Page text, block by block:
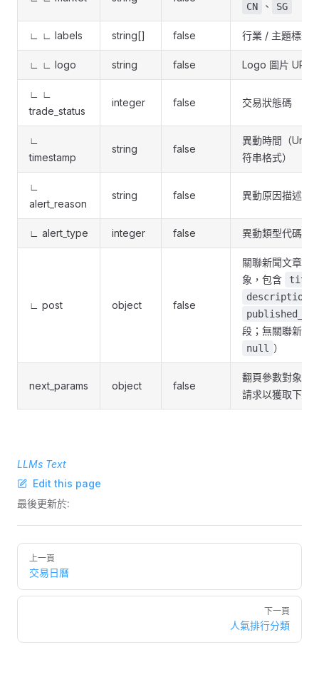
CN
、 SG
∟ ∟ labels string[] false 行業 / 主題標籤
∟ ∟ logo string false Logo 圖片 URL
∟ ∟
trade_status
integer false 交易狀態碼
∟
timestamp
string false
異動時間（Unix
符串格式）
∟
alert_reason
string false 異動原因描述
∟ alert_type integer false 異動類型代碼
∟ post object false
關聯新聞文章（
象，包含
title
published_at
段；無關聯新聞
null ）
next_params object false
翻頁參數對象，
請求以獲取下一
LLMs Text
Edit this page
最後更新於:
Pager
上一頁
交易日曆
下一頁
人氣排行分類